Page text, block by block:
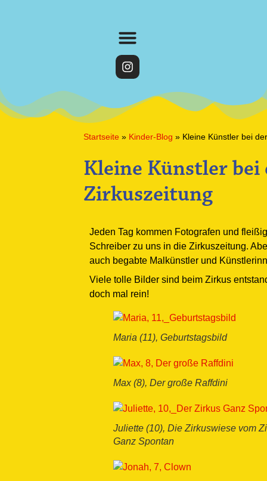
Startseite » Kinder-Blog » Kleine Künstler bei
Kleine Künstler bei
Zirkuszeitung
Jeden Tag kommen Fotografen und
Schreiber zu uns in die Zirkuszeitung.
auch begabte Malkünstler und
Viele tolle Bilder sind beim Zirkus
doch mal rein!
Maria (11), Geburtstagsbild
Max (8), Der große Raffdini
Juliette (10), Die Zirkuswiese vom
Ganz Spontan